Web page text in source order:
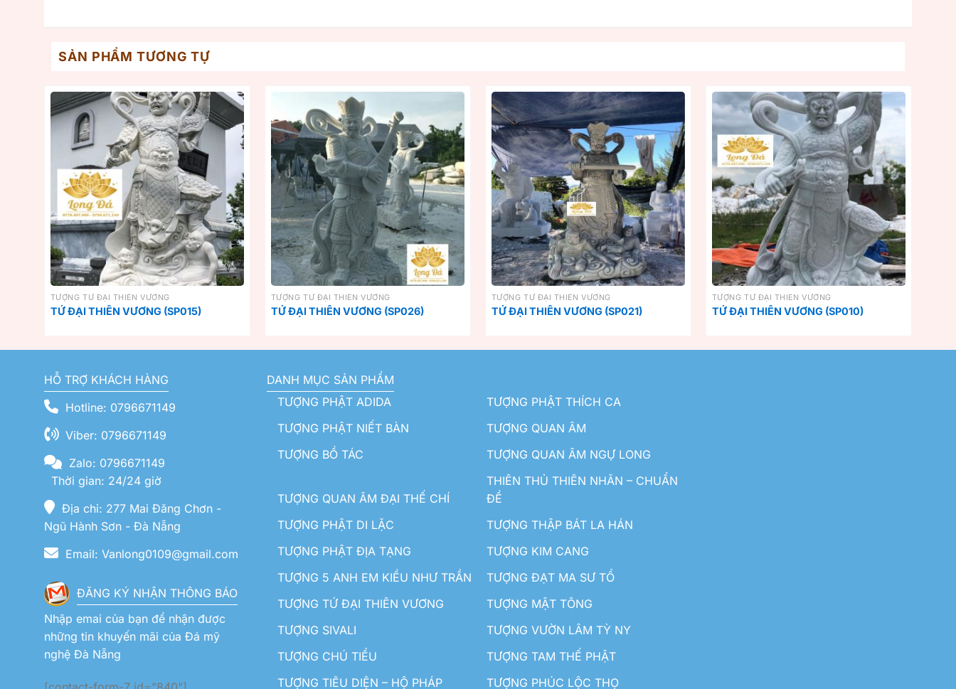
SẢN PHẨM TƯƠNG TỰ
TƯỢNG TỨ ĐẠI THIÊN VƯƠNG
TỨ ĐẠI THIÊN VƯƠNG (SP015)
TƯỢNG TỨ ĐẠI THIÊN VƯƠNG
TỨ ĐẠI THIÊN VƯƠNG (SP026)
TƯỢNG TỨ ĐẠI THIÊN VƯƠNG
TỨ ĐẠI THIÊN VƯƠNG (SP021)
TƯỢNG TỨ ĐẠI THIÊN VƯƠNG
TỨ ĐẠI THIÊN VƯƠNG (SP010)
HỖ TRỢ KHÁCH HÀNG
Hotline: 0796671149
Viber: 0796671149
Zalo: 0796671149
Thời gian: 24/24 giờ
Địa chỉ: 277 Mai Đăng Chơn -
Ngũ Hành Sơn - Đà Nẵng
Email: Vanlong0109@gmail.com
ĐĂNG KÝ NHẬN THÔNG BÁO
Nhập emai của bạn để nhận được
những tin khuyến mãi của Đá mỹ
nghệ Đà Nẵng
DANH MỤC SẢN PHẨM
TƯỢNG PHẬT ADIDA
TƯỢNG PHẬT THÍCH CA
TƯỢNG PHẬT NIẾT BÀN
TƯỢNG QUAN ÂM
TƯỢNG BỒ TÁC
TƯỢNG QUAN ÂM NGỰ LONG
TƯỢNG QUAN ÂM ĐẠI THẾ CHÍ
THIÊN THỦ THIÊN NHÃN – CHUẨN
ĐỀ
TƯỢNG PHẬT DI LẶC
TƯỢNG THẬP BÁT LA HÁN
TƯỢNG PHẬT ĐỊA TẠNG
TƯỢNG KIM CANG
TƯỢNG 5 ANH EM KIỀU NHƯ TRẦN
TƯỢNG ĐẠT MA SƯ TỔ
TƯỢNG TỨ ĐẠI THIÊN VƯƠNG
TƯỢNG MẬT TÔNG
TƯỢNG SIVALI
TƯỢNG VƯỜN LÂM TỲ NY
TƯỢNG CHÚ TIỂU
TƯỢNG TAM THẾ PHẬT
TƯỢNG TIÊU DIỆN – HỘ PHÁP
TƯỢNG PHÚC LỘC THỌ